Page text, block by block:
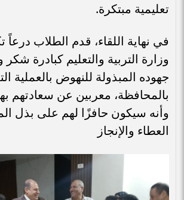
تعليمية مبتكرة.
في نهاية اللقاء، قدم الطلاب درعاً
وزارة التربية والتعليم كبادرة
جهوده المبذولة للنهوض بالعملية
بالمحافظة، معربين عن سعادتهم
وأنه سيكون حافزًا لهم على بذل
العطاء والإنجاز